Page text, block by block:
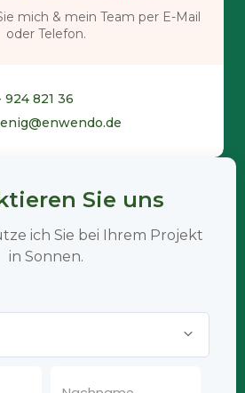
mich & mein Team per E-Mail
oder Telefon.
924 821 36
Sie uns
ich Sie bei Ihrem Projekt
in Sonnen.